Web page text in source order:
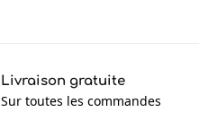
Livraison gratuite
Sur toutes les commandes